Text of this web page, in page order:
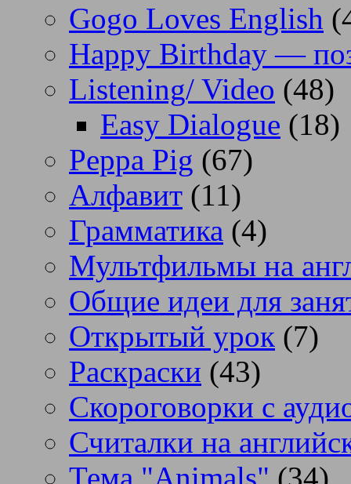
Gogo Loves English
Happy Birthday —
Listening/ Video (48)
Easy Dialogue (18)
Peppa Pig (67)
Алфавит (11)
Грамматика (4)
Мультфильмы на
Общие идеи для
Открытый урок (7)
Раскраски (43)
Скороговорки с
Считалки на
Тема "Animals" (34)